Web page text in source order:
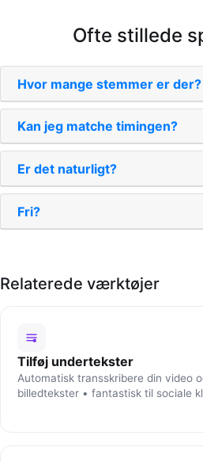
Ofte stillede
Hvor mange stemmer er der?
Kan jeg matche timingen?
Er det naturligt?
Fri?
Relaterede værktøjer
Tilføj undertekster
Automatisk transskribere din video
billedtekster • fantastisk til sociale